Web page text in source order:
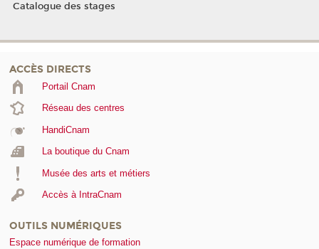
Catalogue des stages
ACCÈS DIRECTS
Portail Cnam
Réseau des centres
HandiCnam
La boutique du Cnam
Musée des arts et métiers
Accès à IntraCnam
OUTILS NUMÉRIQUES
Espace numérique de formation